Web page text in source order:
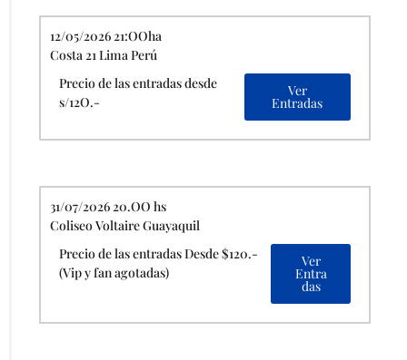
12/05/2026 21:OOha
Costa 21 Lima Perú
Precio de las entradas desde
s/12O.-
Ver
Entradas
31/07/2026 20.OO hs
Coliseo Voltaire Guayaquil
Precio de las entradas Desde $120.-
(Vip y fan agotadas)
Ver
Entra
das